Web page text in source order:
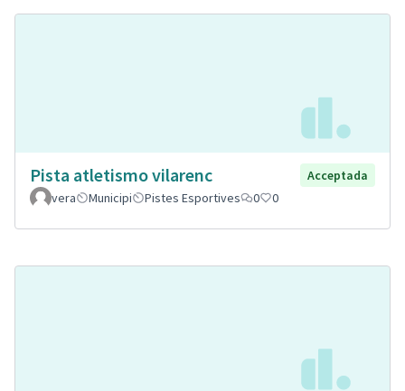
Pista atletismo vilarenc
Acceptada
vera
Municipi Pistes Esportives 0 0